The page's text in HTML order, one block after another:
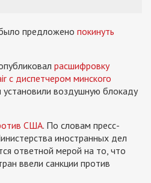
предложено покинуть
расшифровку
с диспетчером минского
установили воздушную блокаду
США. По словам пресс-
иностранных дел
ответной мерой на то, что
ввели санкции против